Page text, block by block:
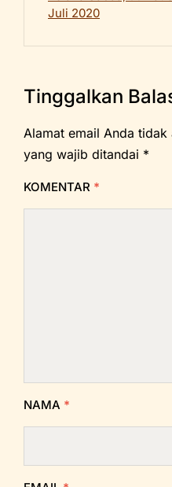
Juli 2020
Tinggalkan
Alamat email Anda
yang wajib ditandai *
KOMENTAR *
NAMA *